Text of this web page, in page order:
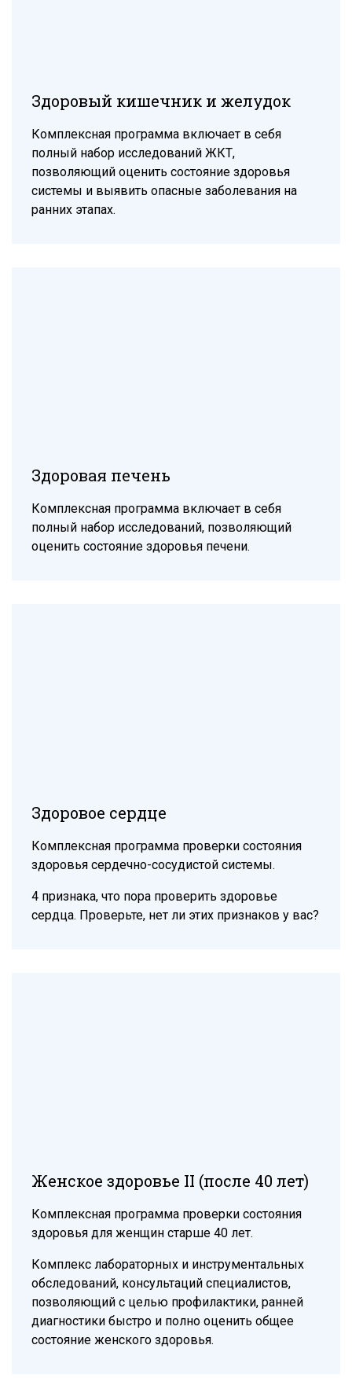
Здоровый кишечник и желудок
Комплексная программа включает в себя
полный набор исследований ЖКТ,
позволяющий оценить состояние здоровья
системы и выявить опасные заболевания на
ранних этапах.
Здоровая печень
Комплексная программа включает в себя
полный набор исследований, позволяющий
оценить состояние здоровья печени.
Здоровое сердце
Комплексная программа проверки состояния
здоровья сердечно-сосудистой системы.
4 признака, что пора проверить здоровье
сердца. Проверьте, нет ли этих признаков у вас?
Женское здоровье II (после 40 лет)
Комплексная программа проверки состояния
здоровья для женщин старше 40 лет.
Комплекс лабораторных и инструментальных
обследований, консультаций специалистов,
позволяющий с целью профилактики, ранней
диагностики быстро и полно оценить общее
состояние женского здоровья.